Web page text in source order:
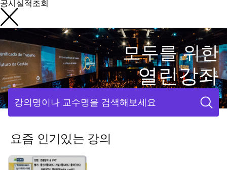
공시실적조회
모두를 위한
열린강좌
강의명이나 교수명을 검색해보세요
요즘 인기있는 강의